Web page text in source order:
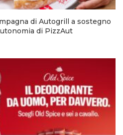
di Autogrill a sostegno
di PizzAut